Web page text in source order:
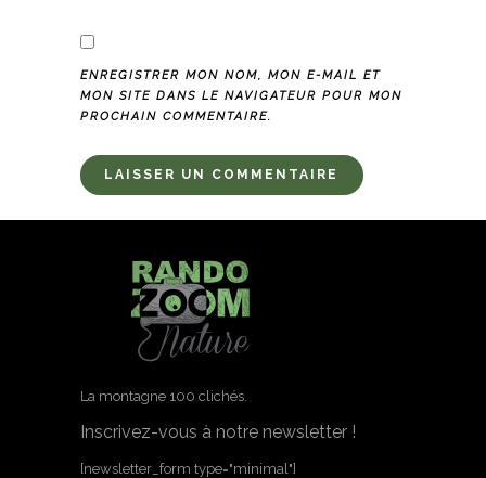
ENREGISTRER MON NOM, MON E-MAIL ET
MON SITE DANS LE NAVIGATEUR POUR MON
PROCHAIN COMMENTAIRE.
La montagne 100 clichés.
Inscrivez-vous à notre newsletter !
[newsletter_form type="minimal"]